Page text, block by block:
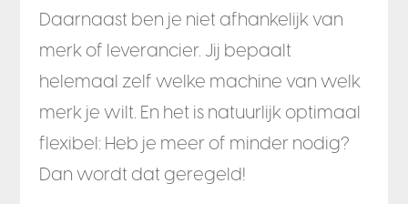
Daarnaast ben je niet afhankelijk van
merk of leverancier. Jij bepaalt
helemaal zelf welke machine van welk
merk je wilt. En het is natuurlijk optimaal
flexibel: Heb je meer of minder nodig?
Dan wordt dat geregeld!